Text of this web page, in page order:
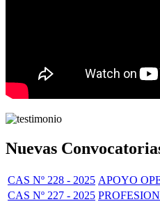
Nuevas
CAS Nº 228 - 2025 APOYO
CAS Nº 227 - 2025